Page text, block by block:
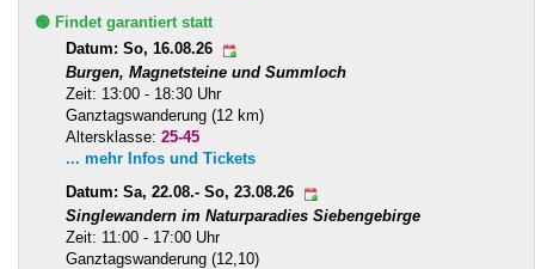
🟢 Findet garantiert statt
Datum: So, 16.08.26
Burgen, Magnetsteine und Summloch
Zeit: 13:00 - 18:30 Uhr
Ganztagswanderung (12 km)
Altersklasse: 25-45
... mehr Infos und Tickets
Datum: Sa, 22.08.- So, 23.08.26
Singlewandern im Naturparadies Siebengebirge
Zeit: 11:00 - 17:00 Uhr
Ganztagswanderung (12,10)